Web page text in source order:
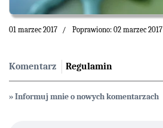
01 marzec 2017 Poprawiono: 02 marzec 2017
Komentarz Regulamin
» Informuj mnie o nowych komentarzach